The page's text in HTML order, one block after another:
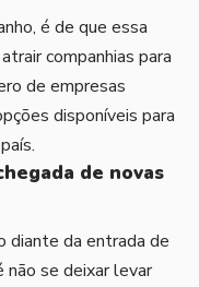
é de que essa
companhias para
de empresas
disponíveis para
de novas
diante da entrada de
não se deixar levar